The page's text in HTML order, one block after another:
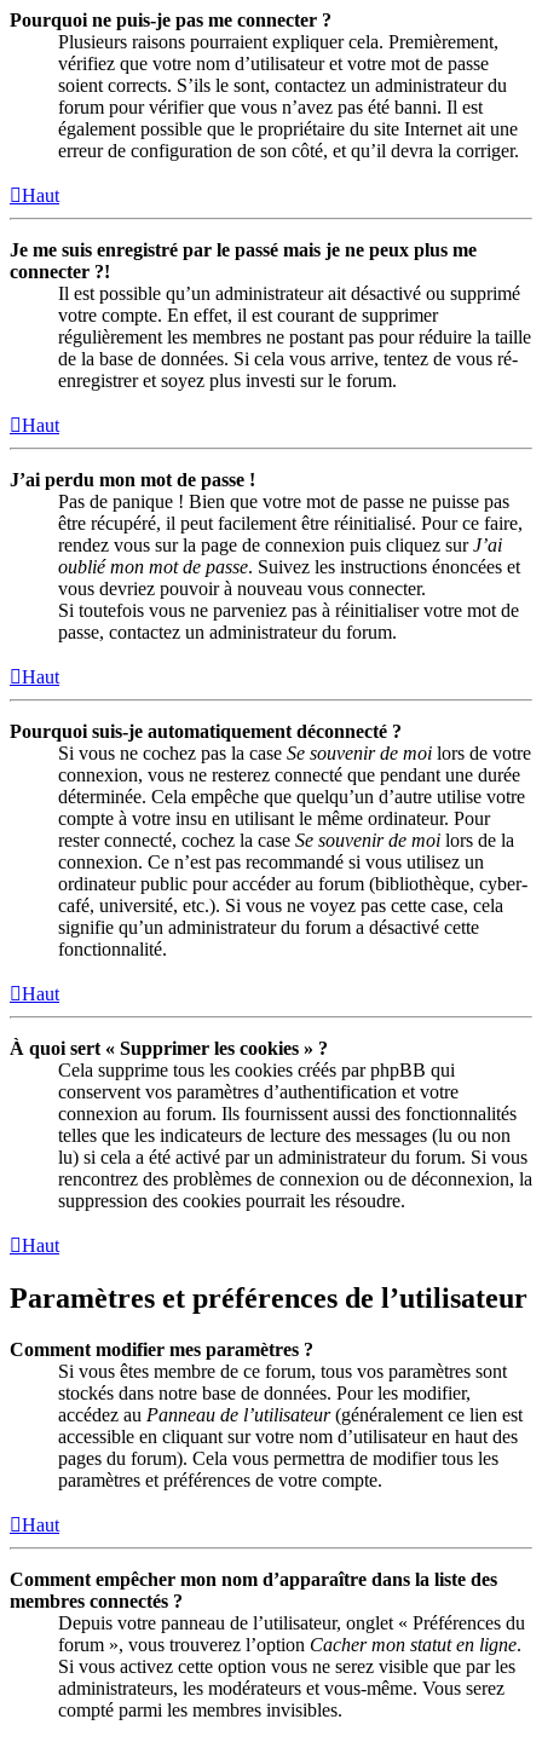
Pourquoi ne puis-je pas me connecter ?
Plusieurs raisons pourraient expliquer cela. Premièrement,
vérifiez que votre nom d’utilisateur et votre mot de passe
soient corrects. S’ils le sont, contactez un administrateur du
forum pour vérifier que vous n’avez pas été banni. Il est
également possible que le propriétaire du site Internet ait une
erreur de configuration de son côté, et qu’il devra la corriger.
Haut
Je me suis enregistré par le passé mais je ne peux plus me
connecter ?!
Il est possible qu’un administrateur ait désactivé ou supprimé
votre compte. En effet, il est courant de supprimer
régulièrement les membres ne postant pas pour réduire la taille
de la base de données. Si cela vous arrive, tentez de vous ré-
enregistrer et soyez plus investi sur le forum.
Haut
J’ai perdu mon mot de passe !
Pas de panique ! Bien que votre mot de passe ne puisse pas
être récupéré, il peut facilement être réinitialisé. Pour ce faire,
rendez vous sur la page de connexion puis cliquez surJ’ai
oublié mon mot de passe. Suivez les instructions énoncées et
vous devriez pouvoir à nouveau vous connecter.
Si toutefois vous ne parveniez pas à réinitialiser votre mot de
passe, contactez un administrateur du forum.
Haut
Pourquoi suis-je automatiquement déconnecté ?
Si vous ne cochez pas la case Se souvenir de moi lors de votre
connexion, vous ne resterez connecté que pendant une durée
déterminée. Cela empêche que quelqu’un d’autre utilise votre
compte à votre insu en utilisant le même ordinateur. Pour
rester connecté, cochez la case Se souvenir de moi lors de la
connexion. Ce n’est pas recommandé si vous utilisez un
ordinateur public pour accéder au forum (bibliothèque, cyber-
café, université, etc.). Si vous ne voyez pas cette case, cela
signifie qu’un administrateur du forum a désactivé cette
fonctionnalité.
Haut
À quoi sert « Supprimer les cookies » ?
Cela supprime tous les cookies créés par phpBB qui
conservent vos paramètres d’authentification et votre
connexion au forum. Ils fournissent aussi des fonctionnalités
telles que les indicateurs de lecture des messages (lu ou non
lu) si cela a été activé par un administrateur du forum. Si vous
rencontrez des problèmes de connexion ou de déconnexion, la
suppression des cookies pourrait les résoudre.
Haut
Paramètres et préférences de l’utilisateur
Comment modifier mes paramètres ?
Si vous êtes membre de ce forum, tous vos paramètres sont
stockés dans notre base de données. Pour les modifier,
accédez au Panneau de l’utilisateur(généralement ce lien est
accessible en cliquant sur votre nom d’utilisateur en haut des
pages du forum). Cela vous permettra de modifier tous les
paramètres et préférences de votre compte.
Haut
Comment empêcher mon nom d’apparaître dans la liste des
membres connectés ?
Depuis votre panneau de l’utilisateur, onglet « Préférences du
forum », vous trouverez l’option Cacher mon statut en ligne.
Si vous activez cette option vous ne serez visible que par les
administrateurs, les modérateurs et vous-même. Vous serez
compté parmi les membres invisibles.